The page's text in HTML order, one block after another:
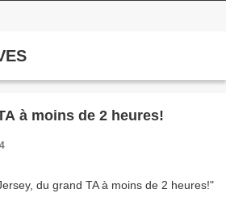
à moins de 2 heures!